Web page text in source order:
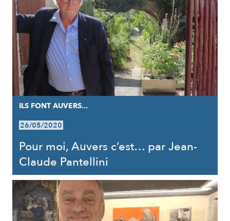
ILS FONT AUVERS...
26/05/2020
Pour moi, Auvers c’est… par Jean-
Claude Pantellini